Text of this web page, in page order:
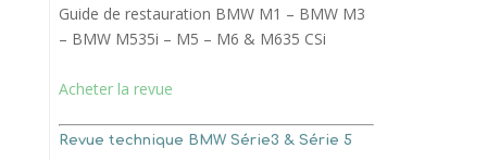
Guide de restauration BMW M1 – BMW M3
– BMW M535i – M5 – M6 & M635 CSi
Acheter la revue
Revue technique BMW Série3 & Série 5